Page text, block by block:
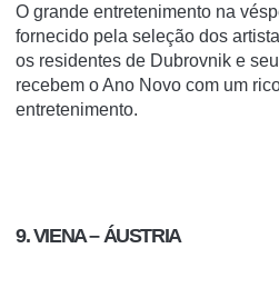
O grande entretenimento na
fornecido pela seleção dos
os residentes de Dubrovnik e
recebem o Ano Novo com um
entretenimento.
9. VIENA – ÁUSTRIA